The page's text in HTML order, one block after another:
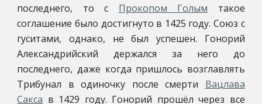
последнего, то с Прокопом Голым такое
соглашение было достигнуто в 1425 году. Союз с
гуситами, однако, не был успешен. Гонорий
Александрийский держался за него до
последнего, даже когда пришлось возглавлять
Трибунал в одиночку после смерти Вацлава
Сакса в 1429 году. Гонорий прошёл через все